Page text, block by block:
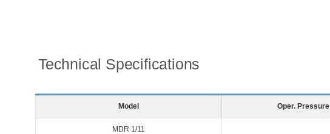
Technical Specifications
Model Oper. Pressure
MDR 1/11